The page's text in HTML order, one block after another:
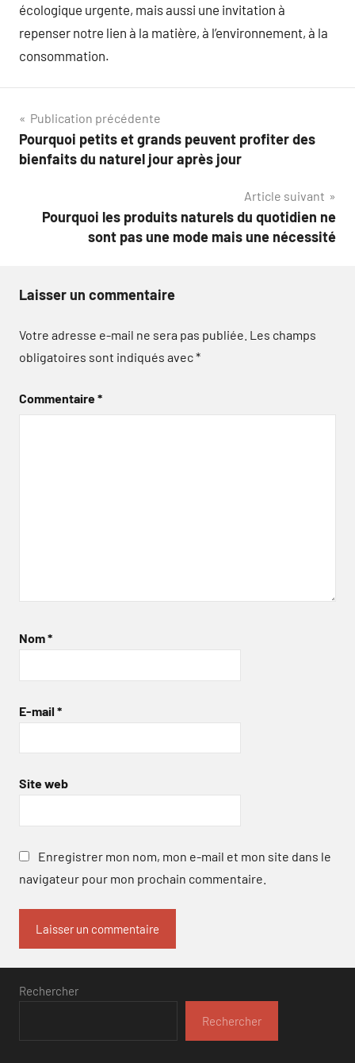
écologique urgente, mais aussi une invitation à
repenser notre lien à la matière, à l’environnement, à la
consommation.
Navigation
de
Publication précédente
Pourquoi petits et grands peuvent profiter des
bienfaits du naturel jour après jour
Article suivant
Pourquoi les produits naturels du quotidien ne
sont pas une mode mais une nécessité
Laisser un commentaire
Votre adresse e-mail ne sera pas publiée. Les champs
obligatoires sont indiqués avec*
Commentaire*
Nom*
E-mail *
Site web
Enregistrer mon nom, mon e-mail et mon site dans le
navigateur pour mon prochain commentaire.
Rechercher
Rechercher